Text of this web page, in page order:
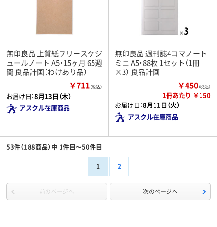
無印良品 上質紙フリースケジ
ュールノート A5・15ヶ月 65週
間 良品計画（わけあり品）
￥711（税込）
お届け日：8月13日（木）
アスクル在庫商品
無印良品 週刊誌4コマノート
ミニ A5・88枚 1セット（1冊
×3） 良品計画
￥450（税込）
1冊あたり ￥150
お届け日：8月11日（火）
アスクル在庫商品
53件（188商品）中 1件目～50件目
1 2
前のページへ 次のページへ